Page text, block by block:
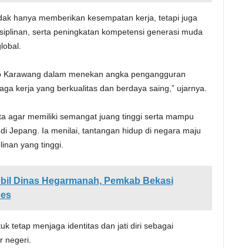
hanya memberikan kesempatan kerja, tetapi juga
serta peningkatan kompetensi generasi muda
dalam menekan angka pengangguran
kerja yang berkualitas dan berdaya saing,” ujarnya.
agar memiliki semangat juang tinggi serta mampu
Jepang. Ia menilai, tantangan hidup di negara maju
yang tinggi.
Dinas Hegarmanah, Pemkab Bekasi
tetap menjaga identitas dan jati diri sebagai
negeri.